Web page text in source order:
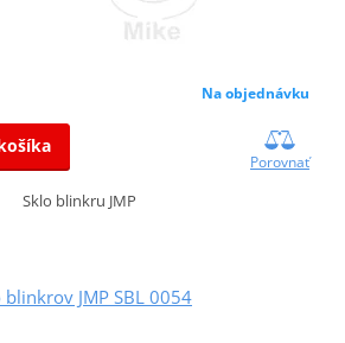
Na objednávku
Porovnať
Sklo blinkru JMP
blinkrov JMP SBL 0054